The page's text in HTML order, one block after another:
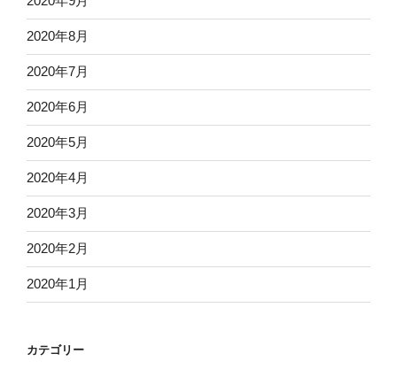
2020年8月
2020年7月
2020年6月
2020年5月
2020年4月
2020年3月
2020年2月
2020年1月
カテゴリー